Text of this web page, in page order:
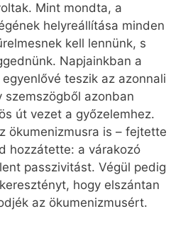
Mint mondta, a
helyreállítása minden
kell lennünk, s
Napjainkban a
teszik az azonnali
szemszögből azonban
út vezet a győzelemhez.
ökumenizmusra is – fejtette
hozzátette: a várakozó
passzivitást. Végül pedig
hogy elszántan
az ökumenizmusért.